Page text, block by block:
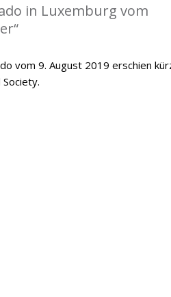
in Luxemburg vom
vom 9. August 2019 erschien